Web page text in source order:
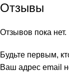
Отзывы
Отзывов пока нет.
Будьте первым,
Ваш адрес email